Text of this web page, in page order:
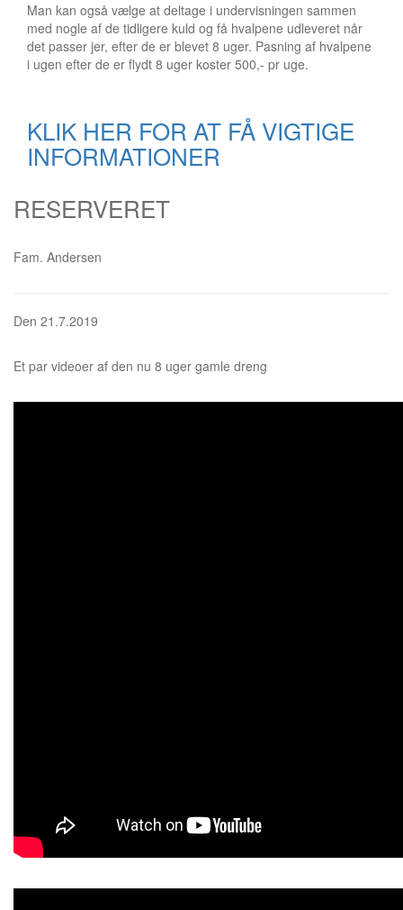
Man kan også vælge at deltage i undervisningen sammen
med nogle af de tidligere kuld og få hvalpene udleveret når
det passer jer, efter de er blevet 8 uger. Pasning af hvalpene
i ugen efter de er flydt 8 uger koster 500,- pr uge.
KLIK HER FOR AT FÅ VIGTIGE
INFORMATIONER
RESERVERET
Fam. Andersen
Den 21.7.2019
Et par videoer af den nu 8 uger gamle dreng